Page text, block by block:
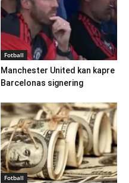
Fotball
Manchester United kan kapre
Barcelonas signering
Fotball